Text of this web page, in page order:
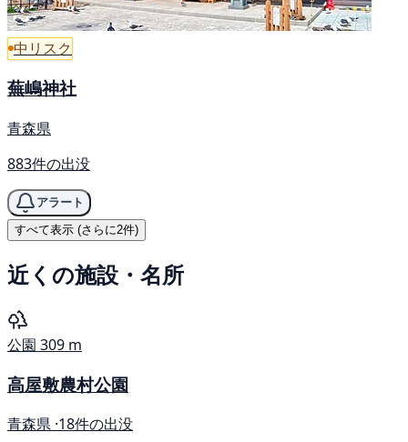
中リスク
蕪嶋神社
青森県
883件の出没
アラート
すべて表示 (さらに2件)
近くの施設・名所
公園 309 m
高屋敷農村公園
青森県 ·18件の出没